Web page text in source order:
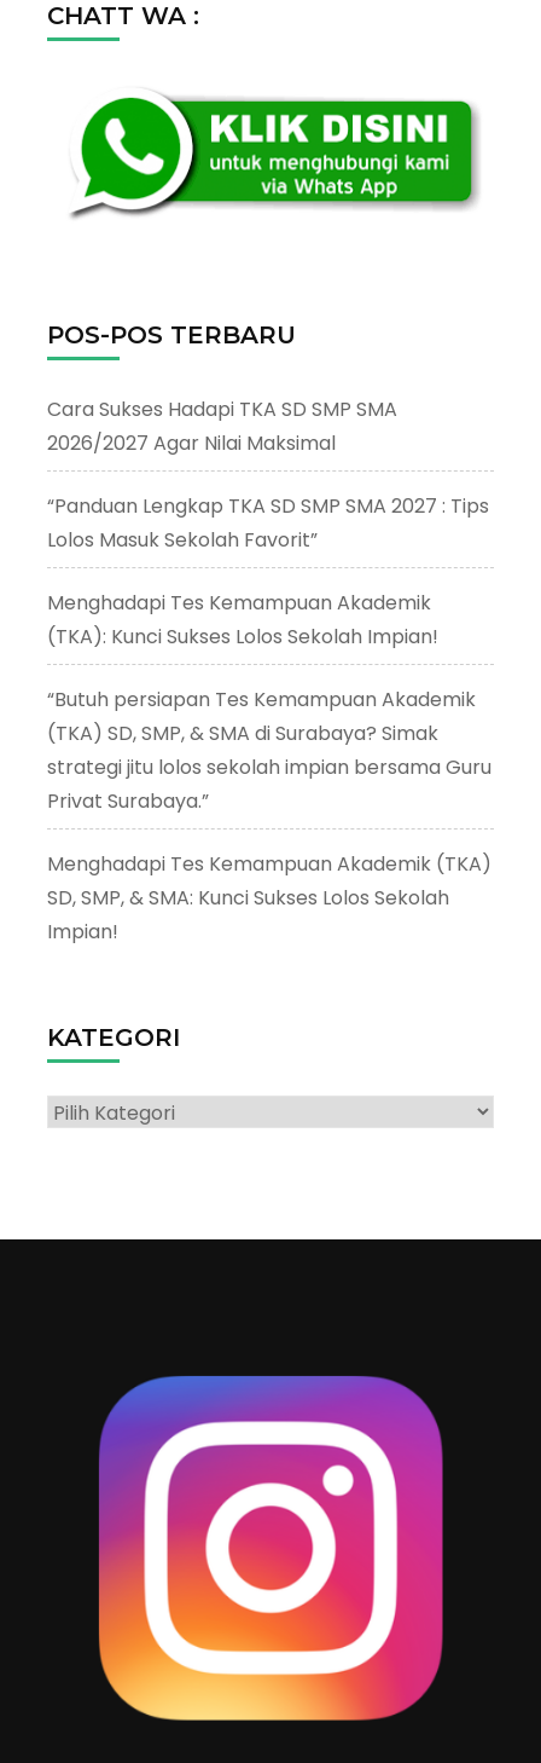
CHATT WA :
POS-POS TERBARU
Cara Sukses Hadapi TKA SD SMP SMA
2026/2027 Agar Nilai Maksimal
“Panduan Lengkap TKA SD SMP SMA 2027 : Tips
Lolos Masuk Sekolah Favorit”
Menghadapi Tes Kemampuan Akademik
(TKA): Kunci Sukses Lolos Sekolah Impian!
“Butuh persiapan Tes Kemampuan Akademik
(TKA) SD, SMP, & SMA di Surabaya? Simak
strategi jitu lolos sekolah impian bersama Guru
Privat Surabaya.”
Menghadapi Tes Kemampuan Akademik (TKA)
SD, SMP, & SMA: Kunci Sukses Lolos Sekolah
Impian!
KATEGORI
Kategori